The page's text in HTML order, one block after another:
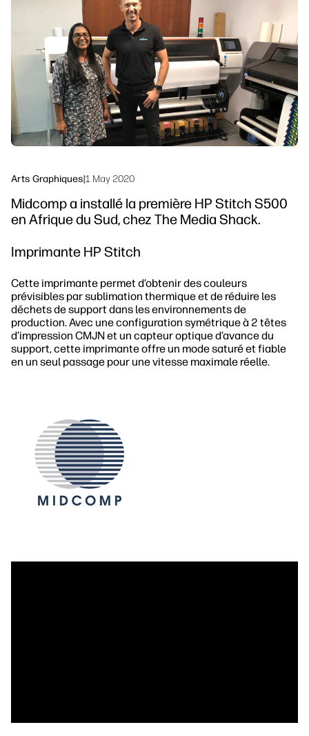
Solutions de flux de travail
Durabilité
Arts Graphiques|1 May 2020
Midcomp a installé la première HP Stitch S500
en Afrique du Sud, chez The Media Shack.
Imprimante HP Stitch
Cette imprimante permet d’obtenir des couleurs
prévisibles par sublimation thermique et de réduire les
déchets de support dans les environnements de
production. Avec une configuration symétrique à 2 têtes
d’impression CMJN et un capteur optique d’avance du
support, cette imprimante offre un mode saturé et fiable
en un seul passage pour une vitesse maximale réelle.